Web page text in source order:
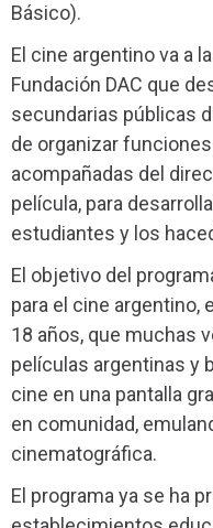
Básico).
El cine argentino va a
Fundación DAC que
secundarias públicas
de organizar
acompañadas del
película, para
estudiantes y los
El objetivo del
para el cine argentino,
18 años, que muchas
películas argentinas y
cine en una pantalla
en comunidad,
cinematográfica.
El programa ya se ha